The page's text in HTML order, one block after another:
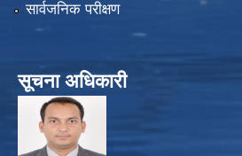
सार्वजनिक परीक्षण
सूचना अधिकारी